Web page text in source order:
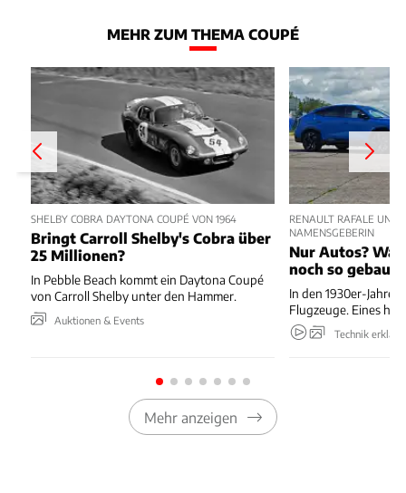
MEHR ZUM THEMA COUPÉ
SHELBY COBRA DAYTONA COUPÉ VON 1964
Bringt Carroll Shelby's Cobra über
25 Millionen?
In Pebble Beach kommt ein Daytona Coupé
von Carroll Shelby unter den Hammer.
Auktionen & Events
RENAULT RAFALE UND
NAMENSGEBERIN
Nur Autos?
noch so gebaut
In den 1930er-
Flugzeuge. Eines
Technik erklärt
Mehr anzeigen